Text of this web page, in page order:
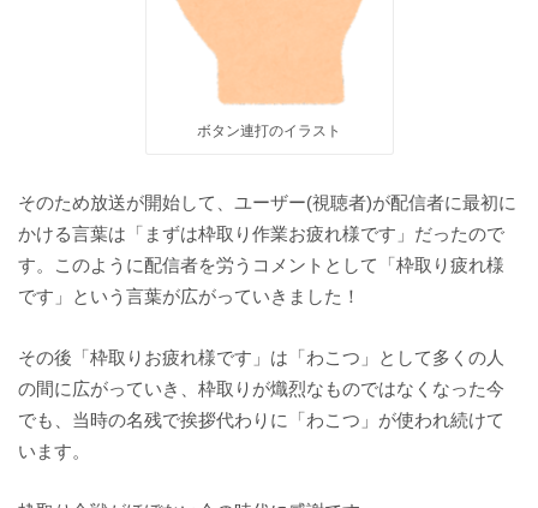
ボタン連打のイラスト
そのため放送が開始して、ユーザー(視聴者)が配信者に最初に
かける言葉は「まずは枠取り作業お疲れ様です」だったので
す。このように配信者を労うコメントとして「枠取り疲れ様
です」という言葉が広がっていきました！
その後「枠取りお疲れ様です」は「わこつ」として多くの人
の間に広がっていき、枠取りが熾烈なものではなくなった今
でも、当時の名残で挨拶代わりに「わこつ」が使われ続けて
います。